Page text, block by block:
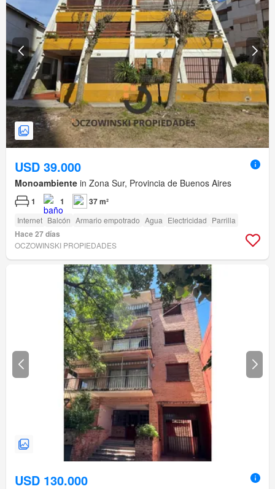
USD 39.000
Monoambiente in Zona Sur, Provincia de Buenos Aires
1 1 37 m²
Internet Balcón Armario empotrado Agua Electricidad Parrilla
Hace 27 días
OCZOWINSKI PROPIEDADES
USD 130.000